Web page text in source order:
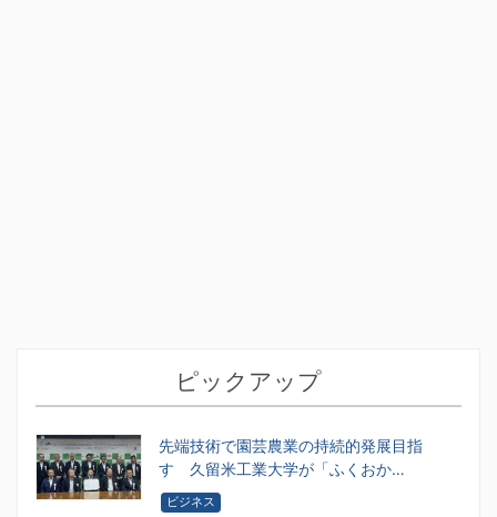
ピックアップ
先端技術で園芸農業の持続的発展目指
す 久留米工業大学が「ふくおか…
ビジネス